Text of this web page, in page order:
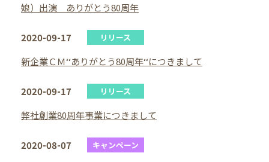
娘）出演 ありがとう80周年
2020-09-17 リリース
新企業ＣＭ‘‘ありがとう80周年‘‘につきまして
2020-09-17 リリース
弊社創業80周年事業につきまして
2020-08-07 キャンペーン